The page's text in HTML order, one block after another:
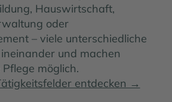
Hauswirtschaft,
oder
– viele unterschiedliche
und machen
möglich.
entdecken →